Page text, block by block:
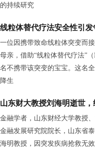
的持续研究
线粒体替代疗法安全性引发
一位因携带致命线粒体突变而
母亲，借助“线粒体替代疗法”
名不携带该突变的宝宝。这名
降生
山东财大教授刘海明逝世，
金融学者，山东财经大学教授
金融发展研究院院长，山东省
海明教授，因突发疾病抢救无效